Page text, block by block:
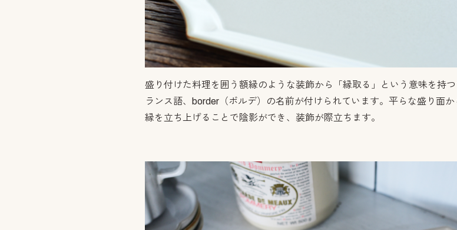
盛り付けた料理を囲う額縁のような装飾から「縁取る」という意味を持つ
ランス語、border（ボルデ）の名前が付けられています。平らな盛り面か
縁を立ち上げることで陰影ができ、装飾が際立ちます。